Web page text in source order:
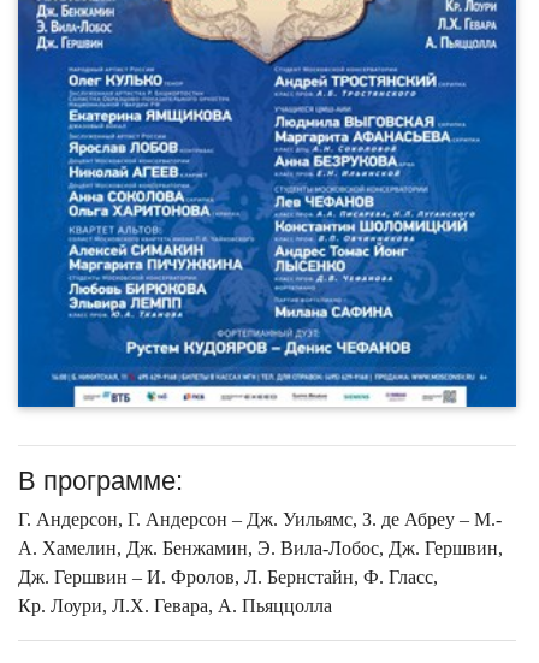
В программе:
Г. Андерсон, Г. Андерсон – Дж. Уильямс, З. де Абреу – М.-
А. Хамелин, Дж. Бенжамин, Э. Вила-Лобос, Дж. Гершвин,
Дж. Гершвин – И. Фролов, Л. Бернстайн, Ф. Гласс,
Кр. Лоури, Л.Х. Гевара, А. Пьяццолла